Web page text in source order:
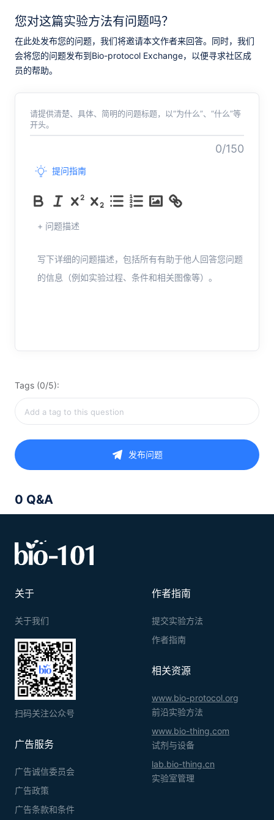
您对这篇实验方法有问题吗？
在此处发布您的问题，我们将邀请本文作者来回答。同时，我们
会将您的问题发布到Bio-protocol Exchange，以便寻求社区成
员的帮助。
请提供清楚、具体、简明的问题标题，以“为什么”、“什么”等
开头。
0/150
提问指南
+ 问题描述
写下详细的问题描述，包括所有有助于他人回答您问题
的信息（例如实验过程、条件和相关图像等）。
Tags (0/5):
发布问题
0 Q&A
关于
关于我们
扫码关注公众号
广告服务
广告诚信委员会
广告政策
广告条款和条件
作者指南
提交实验方法
作者指南
相关资源
www.bio-protocol.org
前沿实验方法
www.bio-thing.com
试剂与设备
lab.bio-thing.cn
实验室管理